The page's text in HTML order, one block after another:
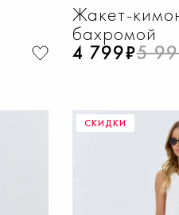
Жакет-
бахромой
4 799₽5
СКИДКИ